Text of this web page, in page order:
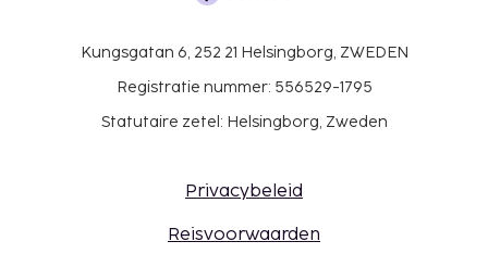
Kungsgatan 6, 252 21 Helsingborg, ZWEDEN
Registratie nummer: 556529-1795
Statutaire zetel: Helsingborg, Zweden
Privacybeleid
Reisvoorwaarden